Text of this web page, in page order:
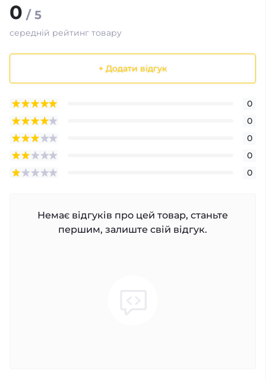
0 / 5
середній рейтинг товару
+ Додати відгук
0
0
0
0
0
Немає відгуків про цей товар, станьте
першим, залиште свій відгук.